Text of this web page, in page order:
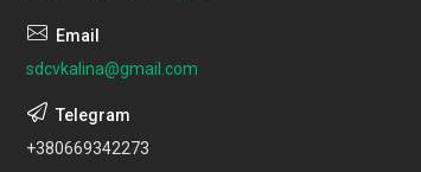
sdcvkalina@gmail.com
+380669342273